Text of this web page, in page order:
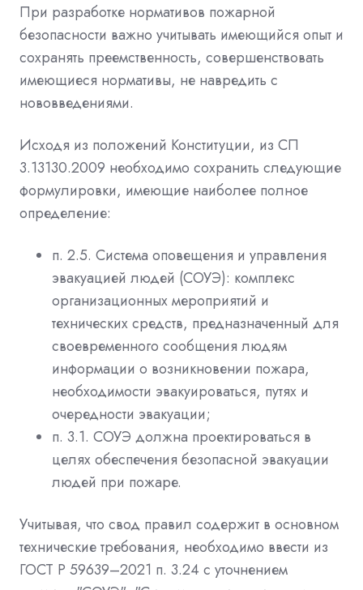
При разработке нормативов пожарной
безопасности важно учитывать имеющийся опыт и
сохранять преемственность, совершенствовать
имеющиеся нормативы, не навредить с
нововведениями.
Исходя из положений Конституции, из СП
3.13130.2009 необходимо сохранить следующие
формулировки, имеющие наиболее полное
определение:
п. 2.5. Система оповещения и управления
эвакуацией людей (СОУЭ): комплекс
организационных мероприятий и
технических средств, предназначенный для
своевременного сообщения людям
информации о возникновении пожара,
необходимости эвакуироваться, путях и
очередности эвакуации;
п. 3.1. СОУЭ должна проектироваться в
целях обеспечения безопасной эвакуации
людей при пожаре.
Учитывая, что свод правил содержит в основном
технические требования, необходимо ввести из
ГОСТ Р 59639–2021 п. 3.24 с уточнением